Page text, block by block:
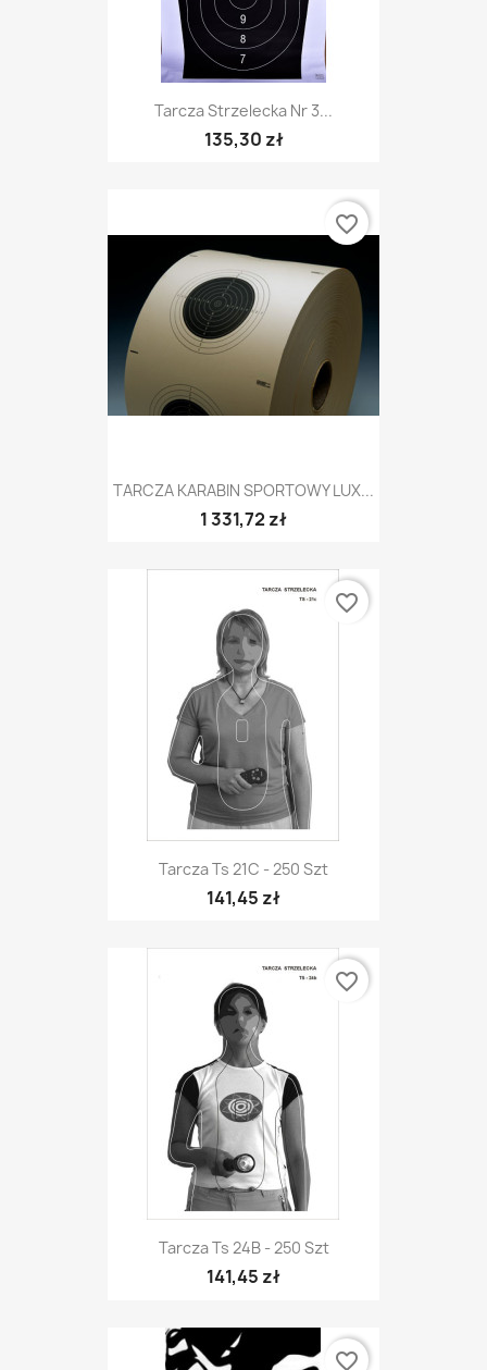
Tarcza Strzelecka Nr 3...
135,30 zł
TARCZA KARABIN SPORTOWY LUX...
1 331,72 zł
favorite_border
Tarcza Ts 21C - 250 Szt
141,45 zł
favorite_border
Tarcza Ts 24B - 250 Szt
141,45 zł
favorite_border
favorite_border